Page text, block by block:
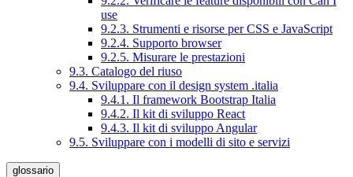
use
9.2.3. Strumenti e risorse per CSS e JavaScript
9.2.4. Supporto browser
9.2.5. Misurare le prestazioni
9.3. Catalogo del riuso
9.4. Sviluppare con il design system .italia
9.4.1. Il framework Bootstrap Italia
9.4.2. Il kit di sviluppo React
9.4.3. Il kit di sviluppo Angular
9.5. Sviluppare con i modelli di sito e servizi
glossario